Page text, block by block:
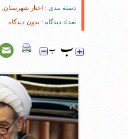
دسته بندی : اخبار شهرستان
تعداد دیدگاه : بدون دیدگاه